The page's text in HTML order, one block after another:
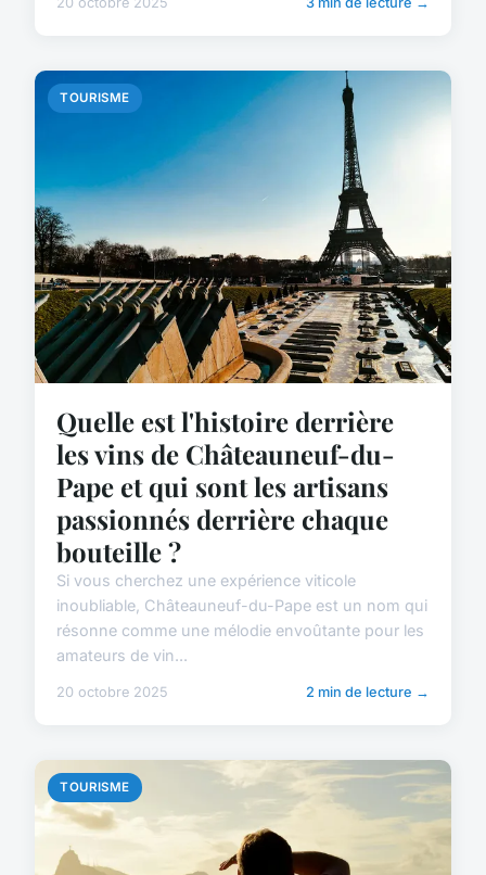
TOURISME
Quelle est l'histoire derrière
les vins de Châteauneuf-du-
Pape et qui sont les artisans
passionnés derrière chaque
bouteille ?
Si vous cherchez une expérience viticole
inoubliable, Châteauneuf-du-Pape est un nom qui
résonne comme une mélodie envoûtante pour les
amateurs de vin...
20 octobre 2025 2 min de lecture →
TOURISME